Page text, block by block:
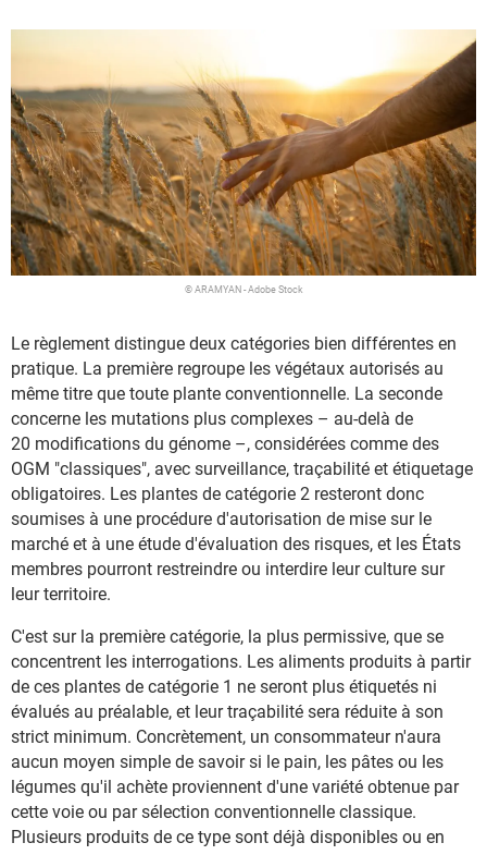
© ARAMYAN - Adobe Stock
Le règlement distingue deux catégories bien différentes en
pratique. La première regroupe les végétaux autorisés au
même titre que toute plante conventionnelle. La seconde
concerne les mutations plus complexes – au-delà de
20 modifications du génome –, considérées comme des
OGM "classiques", avec surveillance, traçabilité et étiquetage
obligatoires. Les plantes de catégorie 2 resteront donc
soumises à une procédure d'autorisation de mise sur le
marché et à une étude d'évaluation des risques, et les États
membres pourront restreindre ou interdire leur culture sur
leur territoire.
C'est sur la première catégorie, la plus permissive, que se
concentrent les interrogations. Les aliments produits à partir
de ces plantes de catégorie 1 ne seront plus étiquetés ni
évalués au préalable, et leur traçabilité sera réduite à son
strict minimum. Concrètement, un consommateur n'aura
aucun moyen simple de savoir si le pain, les pâtes ou les
légumes qu'il achète proviennent d'une variété obtenue par
cette voie ou par sélection conventionnelle classique.
Plusieurs produits de ce type sont déjà disponibles ou en